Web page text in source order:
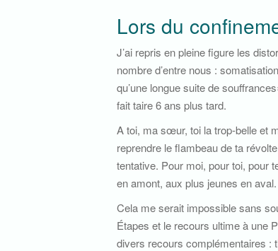
Lors du
J’ai repris en pleine figure les
nombre d’entre nous :
qu’une longue suite de
fait taire 6 ans plus tard.
A toi, ma sœur, toi la trop-belle et
reprendre le flambeau de ta
tentative. Pour moi, pour toi, pour
en amont, aux plus jeunes en
Cela me serait impossible sans
Étapes et le recours ultime à une
divers recours complémentaires :